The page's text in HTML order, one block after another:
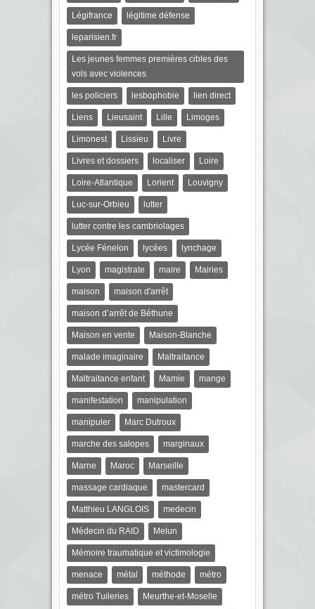
Légifrance légitime défense
leparisien.fr
Les jeunes femmes premières cibles des
vols avec violences
les policiers lesbophobie lien direct
Liens Lieusaint Lille Limoges
Limonest Lissieu Livre
Livres et dossiers localiser Loire
Loire-Atlantique Lorient Louvigny
Luc-sur-Orbieu lutter
lutter contre les cambriolages
Lycée Fénelon lycées lynchage
Lyon magistrate maire Mairies
maison maison d'arrêt
maison d’arrêt de Béthune
Maison en vente Maison-Blanche
malade imaginaire Maltraitance
Maltraitance enfant Mamie mange
manifestation manipulation
manipuler Marc Dutroux
marche des salopes marginaux
Marne Maroc Marseille
massage cardiaque mastercard
Matthieu LANGLOIS medecin
Médecin du RAID Melun
Mémoire traumatique et victimologie
menace métal méthode métro
métro Tuileries Meurthe-et-Moselle